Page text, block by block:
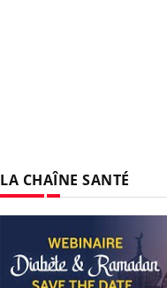
LA CHAÎNE SANTÉ